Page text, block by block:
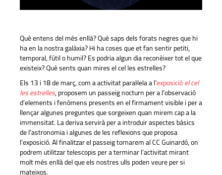
Què entens del més enllà? Què saps dels forats negres que hi
ha en la nostra galàxia? Hi ha coses que et fan sentir petiti,
temporal, fútil o humil? Es podria algun dia reconèixer tot el que
existeix? Què sents quan mires el cel les estrelles?
Els 13 i 18 de març, com a activitat paral·lela a l’exposició el cel
les estrelles, proposem un passeig nocturn per a l’observació
d’elements i fenòmens presents en el firmament visible i per a
llençar algunes preguntes que sorgeixen quan mirem cap a la
immensitat. La deriva servirà per a introduir aspectes bàsics
de l’astronomia i algunes de les reflexions que proposa
l’exposició. Al finalitzar el passeig tornarem al CC Guinardó, on
podrem utilitzar telescopis per a terminar l’activitat mirant
molt més enllà del que els nostres ulls poden veure per si
mateixos.